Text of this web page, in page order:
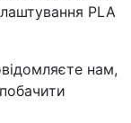
PLA
нам,